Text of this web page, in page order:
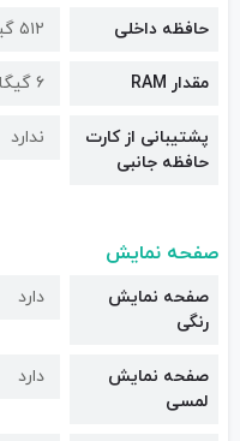
حافظه داخلی ۵۱۲ گیگابایت
مقدار RAM ۶ گیگابایت
پشتیبانی از کارت
حافظه جانبی
ندارد
صفحه نمایش
صفحه نمایش
رنگی
دارد
صفحه نمایش
لمسی
دارد